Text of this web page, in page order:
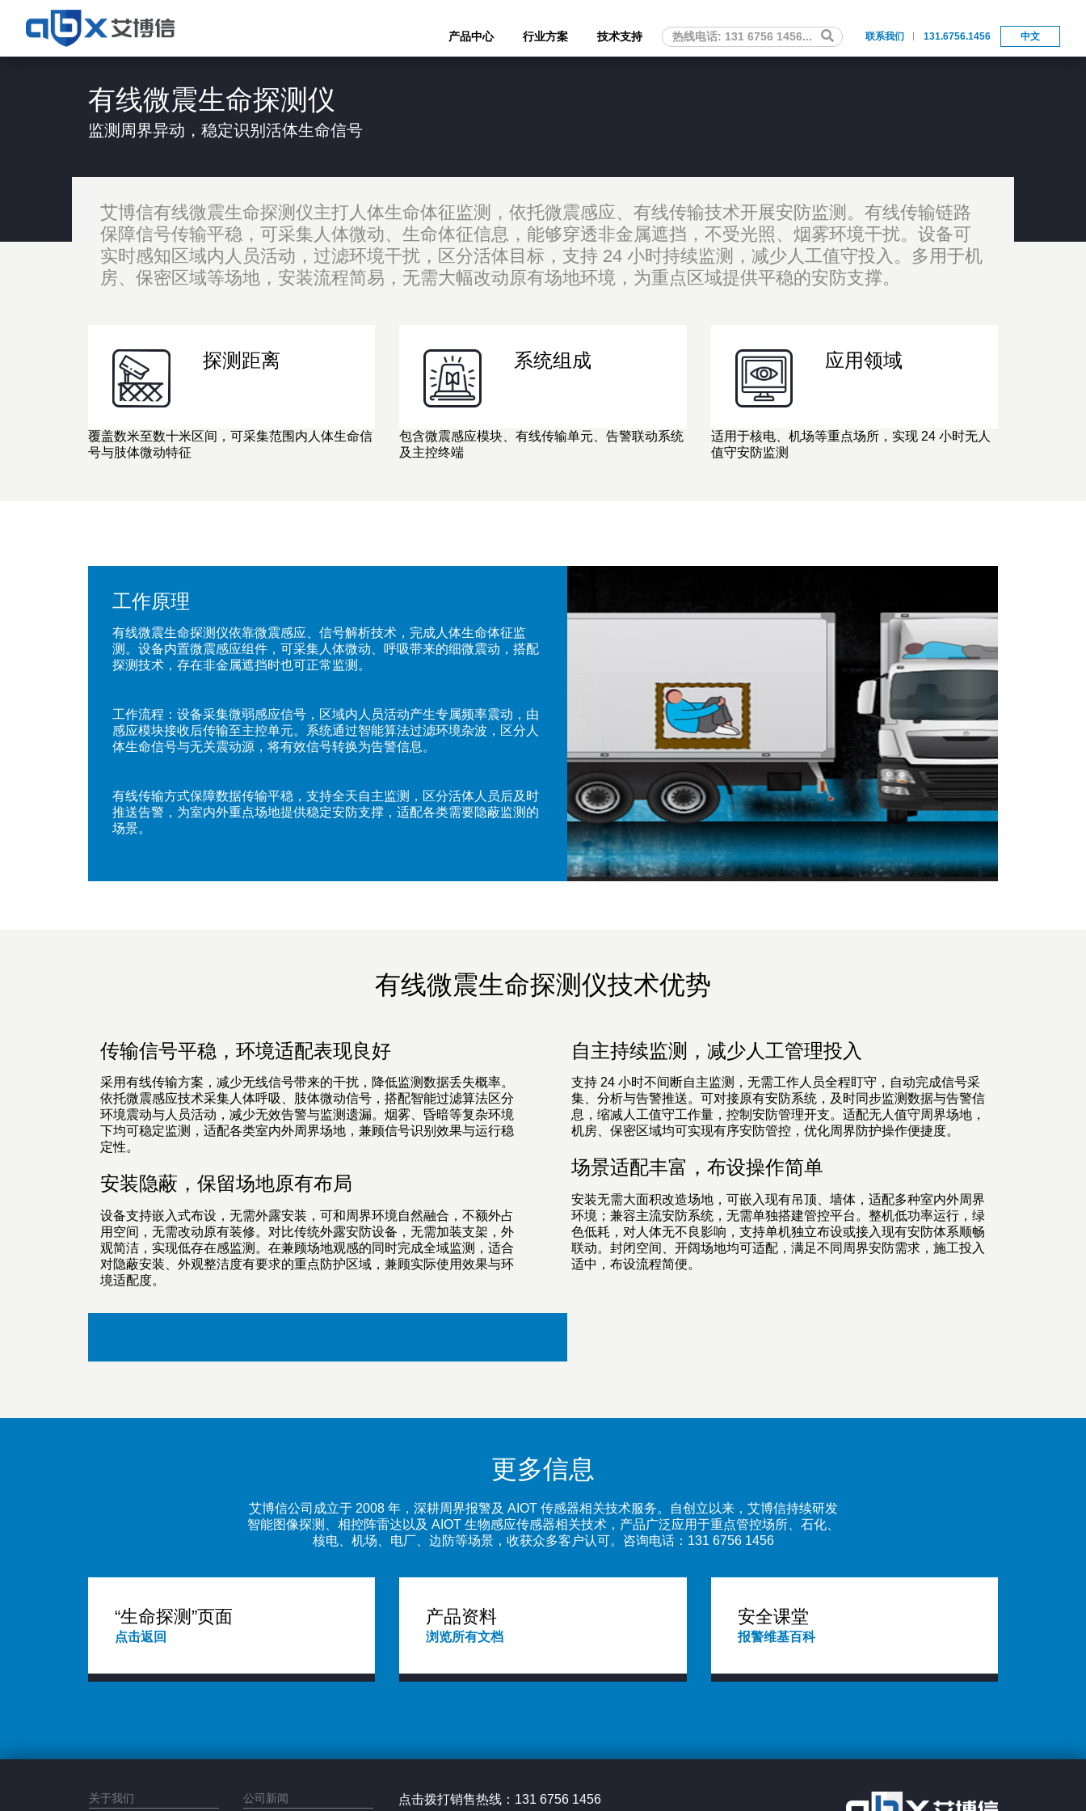
产品中心 行业方案 技术支持 联系我们 131.6756.1456 中文
有线微震生命探测仪
监测周界异动，稳定识别活体生命信号
艾博信有线微震生命探测仪主打人体生命体征监测，依托微震感应、有线传输技术开展安防监测。有线传输链路
保障信号传输平稳，可采集人体微动、生命体征信息，能够穿透非金属遮挡，不受光照、烟雾环境干扰。设备可
实时感知区域内人员活动，过滤环境干扰，区分活体目标，支持 24 小时持续监测，减少人工值守投入。多用于机
房、保密区域等场地，安装流程简易，无需大幅改动原有场地环境，为重点区域提供平稳的安防支撑。
探测距离
覆盖数米至数十米区间，可采集范围内人体生命信
号与肢体微动特征
系统组成
包含微震感应模块、有线传输单元、告警联动系统
及主控终端
应用领域
适用于核电、机场等重点场所，实现 24 小时无人
值守安防监测
工作原理
有线微震生命探测仪依靠微震感应、信号解析技术，完成人体生命体征监
测。设备内置微震感应组件，可采集人体微动、呼吸带来的细微震动，搭配
探测技术，存在非金属遮挡时也可正常监测。
工作流程：设备采集微弱感应信号，区域内人员活动产生专属频率震动，由
感应模块接收后传输至主控单元。系统通过智能算法过滤环境杂波，区分人
体生命信号与无关震动源，将有效信号转换为告警信息。
有线传输方式保障数据传输平稳，支持全天自主监测，区分活体人员后及时
推送告警，为室内外重点场地提供稳定安防支撑，适配各类需要隐蔽监测的
场景。
有线微震生命探测仪技术优势
传输信号平稳，环境适配表现良好
采用有线传输方案，减少无线信号带来的干扰，降低监测数据丢失概率。
依托微震感应技术采集人体呼吸、肢体微动信号，搭配智能过滤算法区分
环境震动与人员活动，减少无效告警与监测遗漏。烟雾、昏暗等复杂环境
下均可稳定监测，适配各类室内外周界场地，兼顾信号识别效果与运行稳
定性。
安装隐蔽，保留场地原有布局
设备支持嵌入式布设，无需外露安装，可和周界环境自然融合，不额外占
用空间，无需改动原有装修。对比传统外露安防设备，无需加装支架，外
观简洁，实现低存在感监测。在兼顾场地观感的同时完成全域监测，适合
对隐蔽安装、外观整洁度有要求的重点防护区域，兼顾实际使用效果与环
境适配度。
自主持续监测，减少人工管理投入
支持 24 小时不间断自主监测，无需工作人员全程盯守，自动完成信号采
集、分析与告警推送。可对接原有安防系统，及时同步监测数据与告警信
息，缩减人工值守工作量，控制安防管理开支。适配无人值守周界场地，
机房、保密区域均可实现有序安防管控，优化周界防护操作便捷度。
场景适配丰富，布设操作简单
安装无需大面积改造场地，可嵌入现有吊顶、墙体，适配多种室内外周界
环境；兼容主流安防系统，无需单独搭建管控平台。整机低功率运行，绿
色低耗，对人体无不良影响，支持单机独立布设或接入现有安防体系顺畅
联动。封闭空间、开阔场地均可适配，满足不同周界安防需求，施工投入
适中，布设流程简便。
更多信息
艾博信公司成立于 2008 年，深耕周界报警及 AIOT 传感器相关技术服务。自创立以来，艾博信持续研发
智能图像探测、相控阵雷达以及 AIOT 生物感应传感器相关技术，产品广泛应用于重点管控场所、石化、
核电、机场、电厂、边防等场景，收获众多客户认可。咨询电话：131 6756 1456
“生命探测”页面
点击返回
产品资料
浏览所有文档
安全课堂
报警维基百科
关于我们 公司新闻 点击拨打销售热线：131 6756 1456